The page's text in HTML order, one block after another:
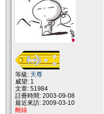
等級: 天尊
威望: 1
文章: 51984
註冊時間: 2003-09-08
最近來訪: 2009-03-10
離線